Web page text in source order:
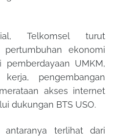
Telkomsel turut
pertumbuhan ekonomi
UMKM,
pengembangan
akses internet
dukungan BTS USO.
terlihat dari